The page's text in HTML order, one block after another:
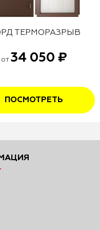
ТЕРМОРАЗРЫВ
от 34 050 ₽
ПОСМОТРЕТЬ